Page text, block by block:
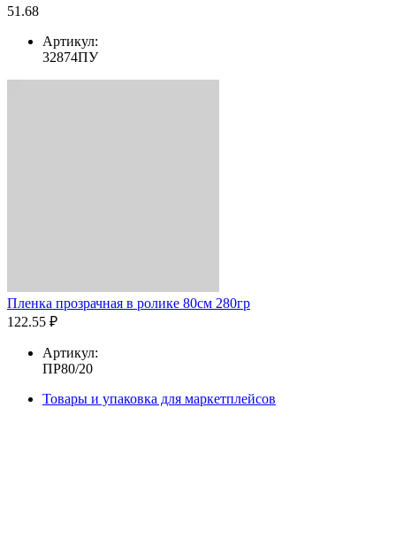
51.68
Артикул:
32874ПУ
Пленка прозрачная в ролике 80см 280гр
122.55 ₽
Артикул:
ПР80/20
Товары и упаковка для маркетплейсов